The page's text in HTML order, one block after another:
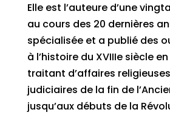
Elle est l’auteure d’une
au cours des 20 dernières
spécialisée et a publié des
à l’histoire du XVIIIe siècle
traitant d’affaires
judiciaires de la fin de
jusqu’aux débuts de la